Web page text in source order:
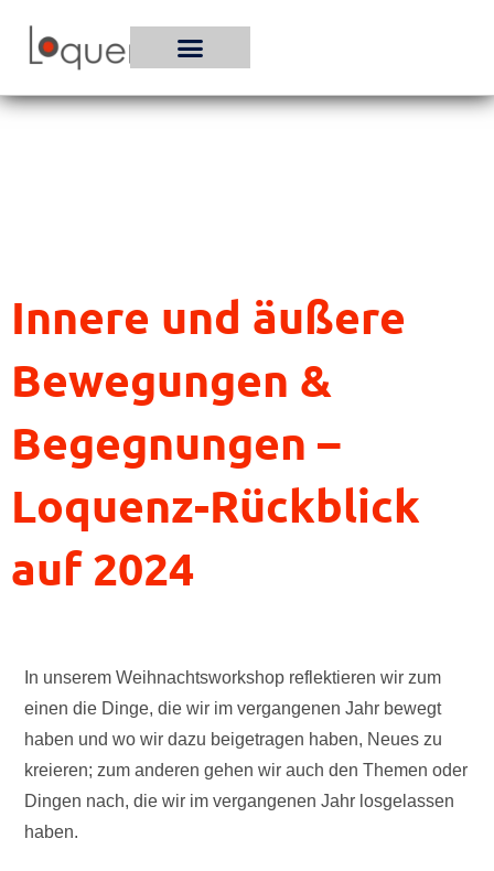
Inhalt
Innere und äußere
Bewegungen &
Begegnungen –
Loquenz-Rückblick
auf 2024
In unserem Weihnachtsworkshop reflektieren wir zum
einen die Dinge, die wir im vergangenen Jahr bewegt
haben und wo wir dazu beigetragen haben, Neues zu
kreieren; zum anderen gehen wir auch den Themen oder
Dingen nach, die wir im vergangenen Jahr losgelassen
haben.